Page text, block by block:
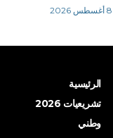
8 أغسطس 2026
الرئيسية
تشريعيات 2026
وطني